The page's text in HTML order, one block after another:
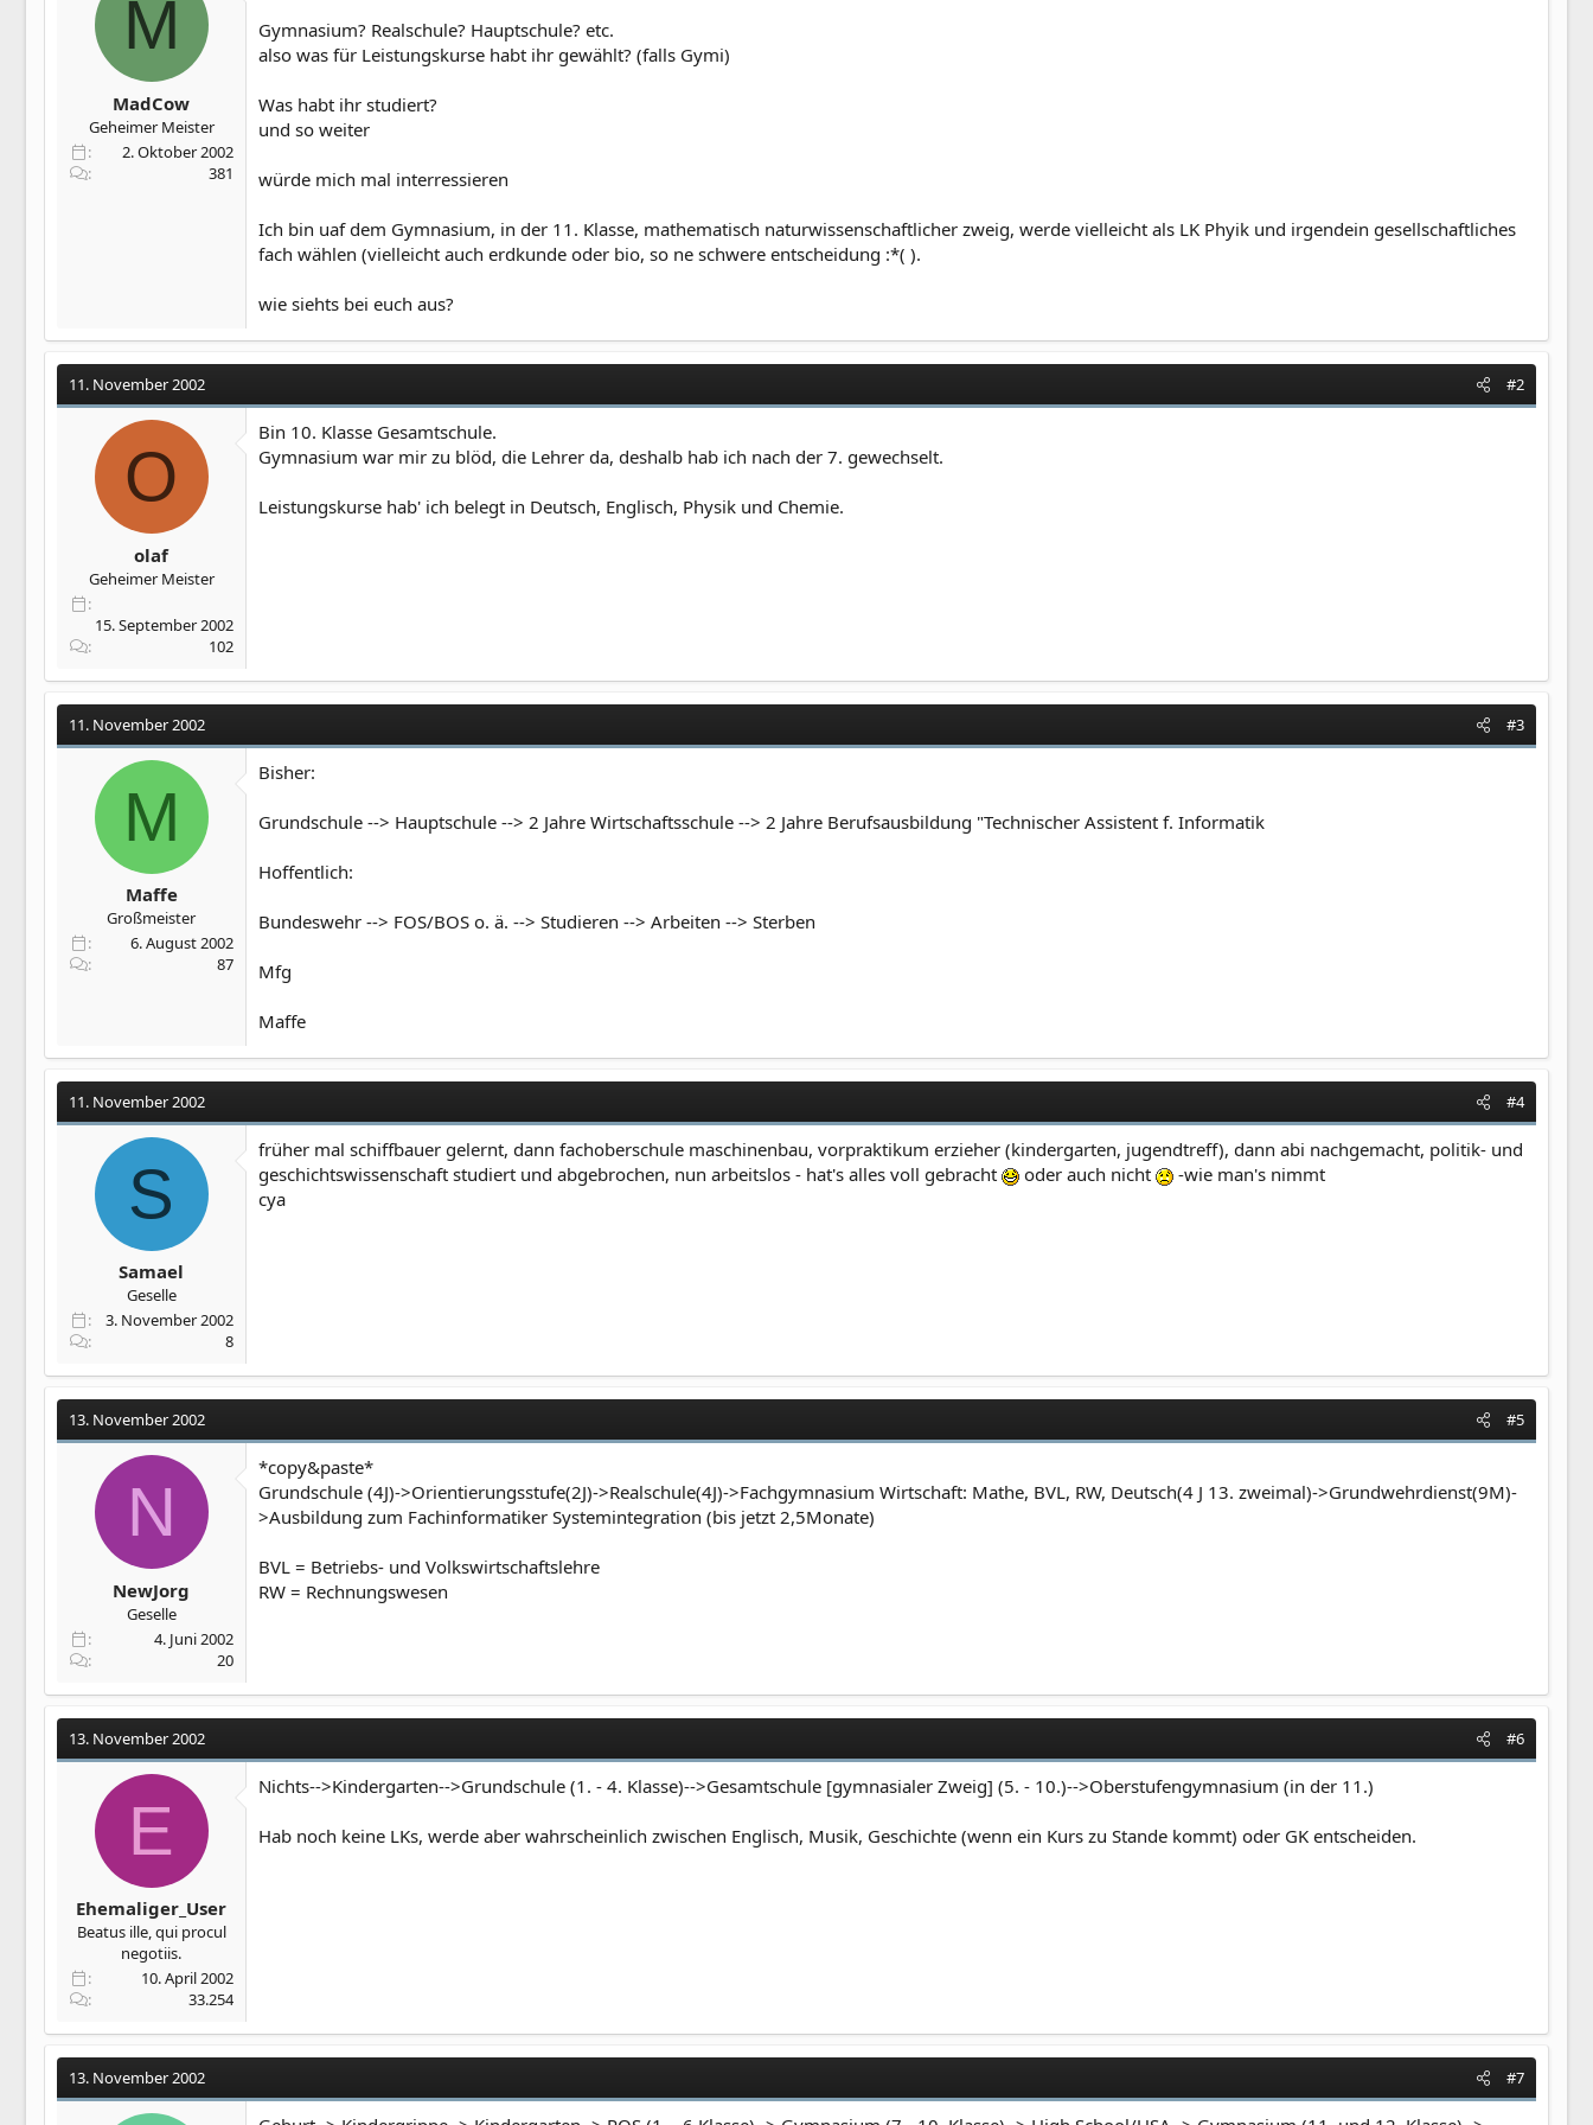
M
MadCow
Geheimer Meister
2. Oktober 2002
381
Gymnasium? Realschule? Hauptschule? etc.
also was für Leistungskurse habt ihr gewählt? (falls Gymi)
Was habt ihr studiert?
und so weiter
würde mich mal interressieren
Ich bin uaf dem Gymnasium, in der 11. Klasse, mathematisch naturwissenschaftlicher zweig, werde vielleicht als LK Phyik und irgendein gesellschaftliches
fach wählen (vielleicht auch erdkunde oder bio, so ne schwere entscheidung :*( ).
wie siehts bei euch aus?
11. November 2002 #2
O
olaf
Geheimer Meister
15. September 2002
102
Bin 10. Klasse Gesamtschule.
Gymnasium war mir zu blöd, die Lehrer da, deshalb hab ich nach der 7. gewechselt.
Leistungskurse hab' ich belegt in Deutsch, Englisch, Physik und Chemie.
11. November 2002 #3
M
Maffe
Großmeister
6. August 2002
87
Bisher:
Grundschule --> Hauptschule --> 2 Jahre Wirtschaftsschule --> 2 Jahre Berufsausbildung "Technischer Assistent f. Informatik
Hoffentlich:
Bundeswehr --> FOS/BOS o. ä. --> Studieren --> Arbeiten --> Sterben
Mfg
Maffe
11. November 2002 #4
S
Samael
Geselle
3. November 2002
8
früher mal schiffbauer gelernt, dann fachoberschule maschinenbau, vorpraktikum erzieher (kindergarten, jugendtreff), dann abi nachgemacht, politik- und
geschichtswissenschaft studiert und abgebrochen, nun arbeitslos - hat's alles voll gebracht
oder auch nicht
-wie man's nimmt
cya
13. November 2002 #5
N
NewJorg
Geselle
4. Juni 2002
20
*copy&paste*
Grundschule (4J)->Orientierungsstufe(2J)->Realschule(4J)->Fachgymnasium Wirtschaft: Mathe, BVL, RW, Deutsch(4 J 13. zweimal)->Grundwehrdienst(9M)-
>Ausbildung zum Fachinformatiker Systemintegration (bis jetzt 2,5Monate)
BVL = Betriebs- und Volkswirtschaftslehre
RW = Rechnungswesen
13. November 2002 #6
E
Ehemaliger_User
Beatus ille, qui procul
negotiis.
10. April 2002
33.254
Nichts-->Kindergarten-->Grundschule (1. - 4. Klasse)-->Gesamtschule [gymnasialer Zweig] (5. - 10.)-->Oberstufengymnasium (in der 11.)
Hab noch keine LKs, werde aber wahrscheinlich zwischen Englisch, Musik, Geschichte (wenn ein Kurs zu Stande kommt) oder GK entscheiden.
13. November 2002 #7